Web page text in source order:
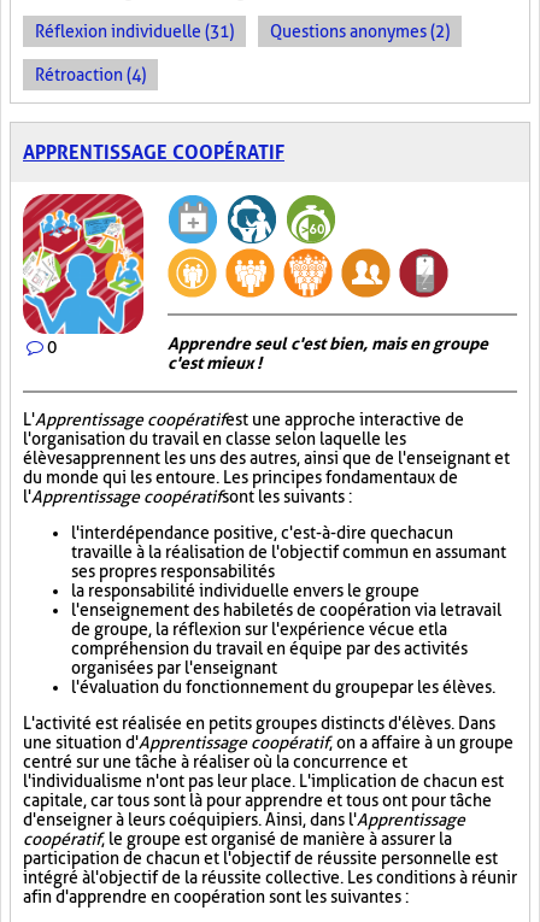
Réflexion individuelle (31) Questions anonymes (2)
Rétroaction (4)
APPRENTISSAGE COOPÉRATIF
0
Apprendre seul c'est bien, mais en groupe
c'est mieux !
L'Apprentissage coopératifest une approche interactive de
l'organisation du travail en classe selon laquelle les
élèves apprennent les uns des autres, ainsi que de l'enseignant et
du monde qui les entoure. Les principes fondamentaux de
l'Apprentissage coopératifsont les suivants :
l'interdépendance positive, c'est-à-dire que chacun
travaille à la réalisation de l'objectif commun en assumant
ses propres responsabilités
la responsabilité individuelle envers le groupe
l'enseignement des habiletés de coopération via le travail
de groupe, la réflexion sur l'expérience vécue et la
compréhension du travail en équipe par des activités
organisées par l'enseignant
l'évaluation du fonctionnement du groupe par les élèves.
L'activité est réalisée en petits groupes distincts d'élèves. Dans
une situation d'Apprentissage coopératif, on a affaire à un groupe
centré sur une tâche à réaliser où la concurrence et
l'individualisme n'ont pas leur place. L'implication de chacun est
capitale, car tous sont là pour apprendre et tous ont pour tâche
d'enseigner à leurs coéquipiers. Ainsi, dans l'Apprentissage
coopératif, le groupe est organisé de manière à assurer la
participation de chacun et l'objectif de réussite personnelle est
intégré à l'objectif de la réussite collective. Les conditions à réunir
afin d'apprendre en coopération sont les suivantes :